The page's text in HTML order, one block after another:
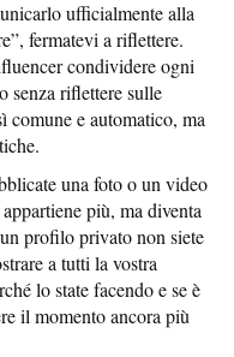
ufficialmente alla
fermatevi a riflettere.
condividere ogni
senza riflettere sulle
comune e automatico, ma
una foto o un video
più, ma diventa
profilo privato non siete
a tutti la vostra
lo state facendo e se è
il momento ancora più